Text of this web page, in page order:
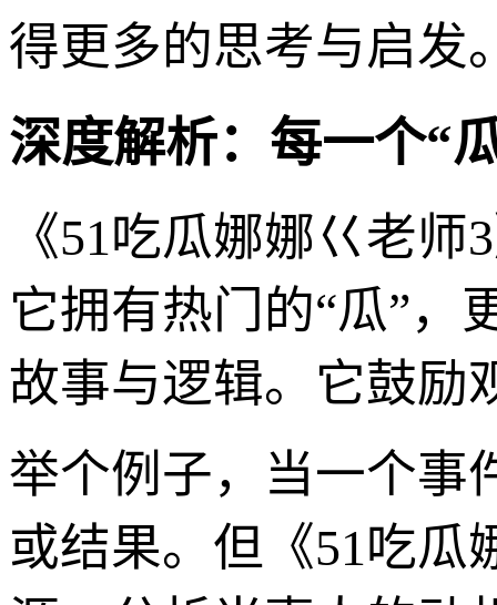
得更多的思考与启发
深度解析：每一个“
《51吃瓜娜娜巜老
它拥有热门的“瓜”，
故事与逻辑。它鼓励
举个例子，当一个事
或结果。但《51吃瓜